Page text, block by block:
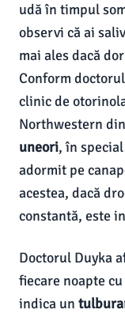
udă în timpul
observi că ai
mai ales dacă
Conform
clinic de
Northwestern
uneori, în
adormit pe
acestea, dacă
constantă, este
Doctorul Duyka
fiecare noapte
indica un